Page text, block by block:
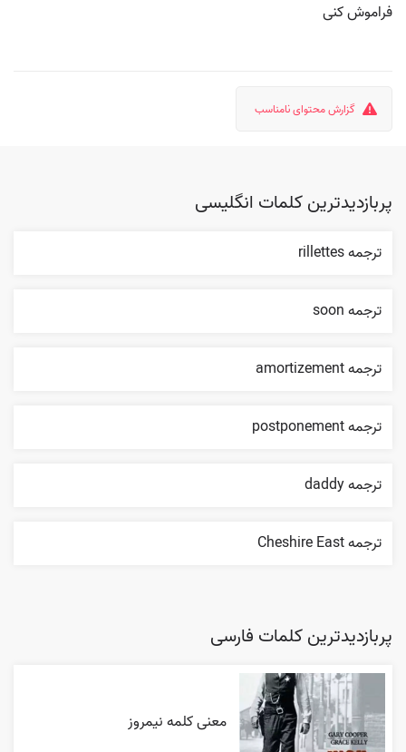
فراموش کنی
گزارش محتوای نامناسب
پربازدیدترین کلمات انگلیسی
ترجمه rillettes
ترجمه soon
ترجمه amortizement
ترجمه postponement
ترجمه daddy
ترجمه Cheshire East
پربازدیدترین کلمات فارسی
معنی کلمه نیمروز